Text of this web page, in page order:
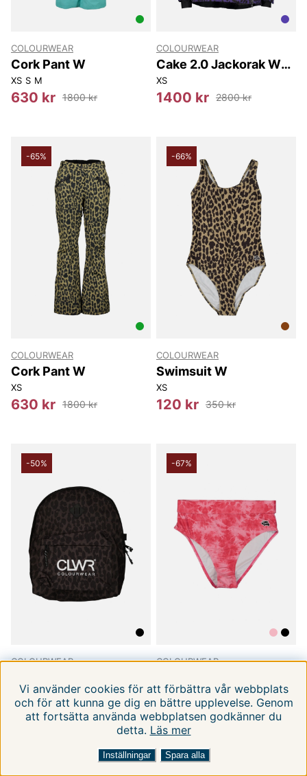
FILTRERA EFTER SORTERA EFTER:
COLOURWEAR
Cork Pant W
XS S M
630 kr 1800 kr
COLOURWEAR
Cake 2.0 Jackorak W
Jackets
XS
1400 kr 2800 kr
-65%
COLOURWEAR
Cork Pant W
XS
630 kr 1800 kr
-66%
COLOURWEAR
Swimsuit W
XS
120 kr 350 kr
-50%
COLOURWEAR
ONE
149 kr 300 kr
-67%
COLOURWEAR
XS
100 kr 300 kr
Vi använder cookies för att förbättra vår webbplats
och för att kunna ge dig en bättre upplevelse. Genom
att fortsätta använda webbplatsen godkänner du
detta. Läs mer
Inställningar Spara alla